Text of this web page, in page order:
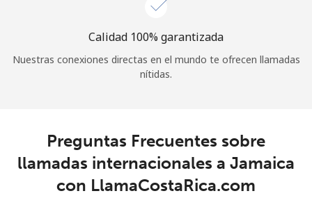
Calidad 100% garantizada
Nuestras conexiones directas en el mundo te ofrecen llamadas
nítidas.
Preguntas Frecuentes sobre
llamadas internacionales a Jamaica
con LlamaCostaRica.com